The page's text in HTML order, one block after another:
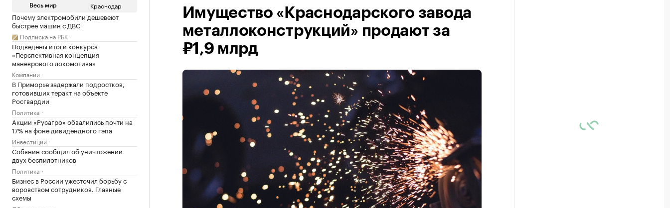
Весь мир Краснодар
Почему электромобили дешевеют
быстрее машин с ДВС
Подписка на РБК
Подведены итоги конкурса
«Перспективная концепция
маневрового локомотива»
Компании
В Приморье задержали подростков,
готовивших теракт на объекте
Росгвардии
Политика
Акции «Русагро» обвалились почти на
17% на фоне дивидендного гэпа
Инвестиции
Собянин сообщил об уничтожении
двух беспилотников
Политика
Бизнес в России ужесточил борьбу с
воровством сотрудников. Главные
схемы
Имущество «Краснодарского завода
металлоконструкций» продают за
₽1,9 млрд